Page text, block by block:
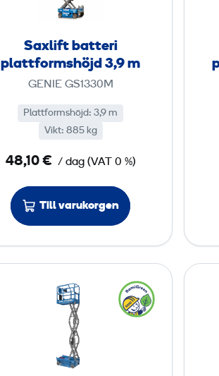
f
t
b
t
e
p
l
a
t
t
f
o
r
m
s
Saxlift batteri
plattformshöjd 3,9 m
GENIE GS1330M
Plattformshöjd: 3,9 m
Vikt: 885 kg
48,10 € / dag (VAT 0 %)
Till varukorgen
a
x
l
i
f